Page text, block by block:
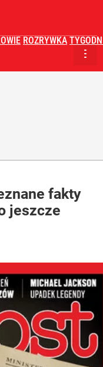
ROZRYWKA
fakty
jeszcze